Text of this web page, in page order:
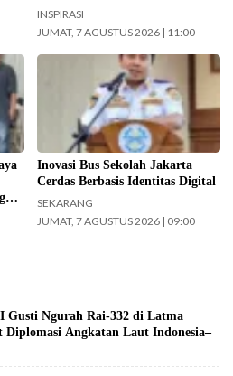
Pasien Diabetes
INSPIRASI
JUMAT, 7 AGUSTUS 2026 | 11:00
Kepala UPAS Dishub DKI Jakarta,
Koharudin. (Foto: Nugroho Sejati-
beritajakarta.id)
Inovasi Bus Sekolah Jakarta
Cerdas Berbasis Identitas Digital
SEKARANG
JUMAT, 7 AGUSTUS 2026 | 09:00
Gusti Ngurah Rai-332 di Latma
Diplomasi Angkatan Laut Indonesia–